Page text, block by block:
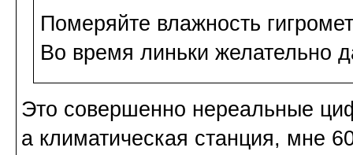
Померяйте влажность
Во время линьки желательно
Это совершенно нереальные
а климатическая станция, мне